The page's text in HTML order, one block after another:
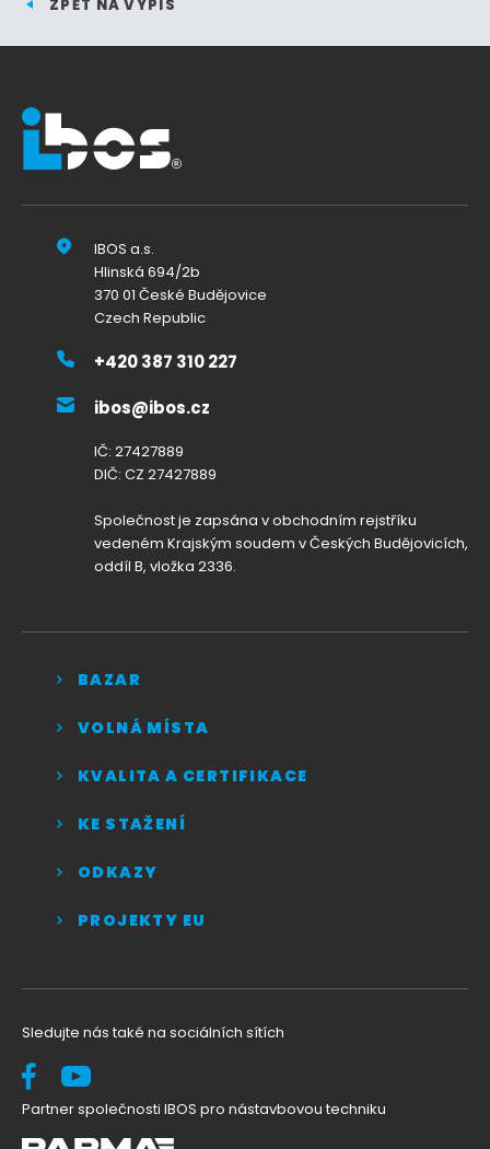
ZPĚT NA VÝPIS
IBOS a.s.
Hlinská 694/2b
370 01 České Budějovice
Czech Republic
+420 387 310 227
ibos@ibos.cz
IČ: 27427889
DIČ: CZ 27427889
Společnost je zapsána v obchodním rejstříku
vedeném Krajským soudem v Českých Budějovicích,
oddíl B, vložka 2336.
BAZAR
VOLNÁ MÍSTA
KVALITA A CERTIFIKACE
KE STAŽENÍ
ODKAZY
PROJEKTY EU
Sledujte nás také na sociálních sítích
Partner společnosti IBOS pro nástavbovou techniku